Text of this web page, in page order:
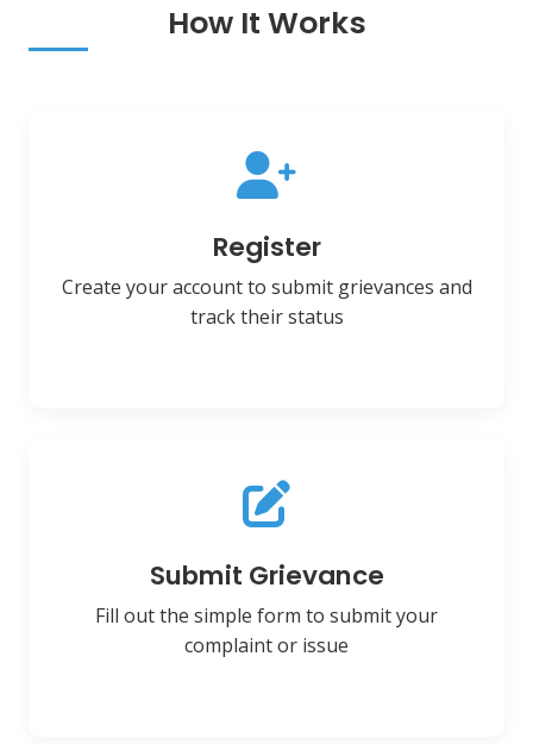
How It Works
Register
Create your account to submit grievances and
track their status
Submit Grievance
Fill out the simple form to submit your
complaint or issue